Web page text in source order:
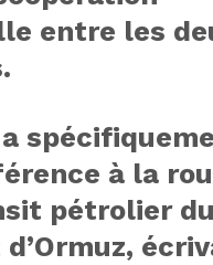
entre les
à la
pétrolier du